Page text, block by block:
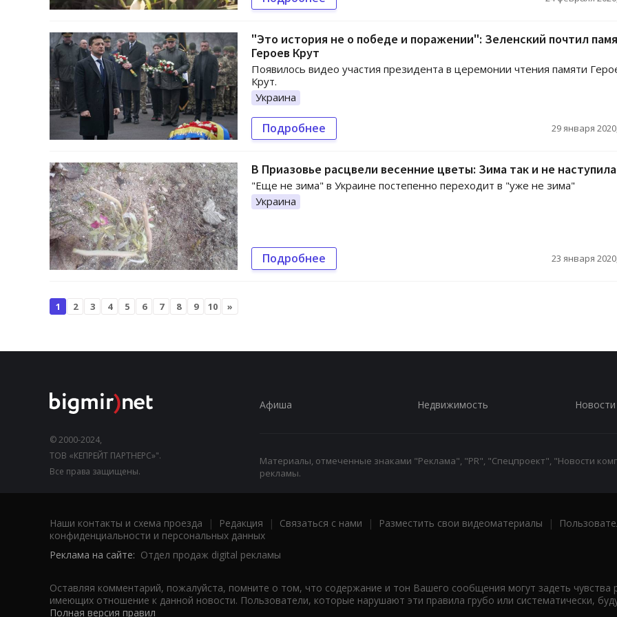
"Это история не о победе и поражении": Зеленский почтил
Героев Крут
Появилось видео участия президента в церемонии чтения памяти
Крут.
Украина
Подробнее 29 января
В Приазовье расцвели весенние цветы: Зима так и не наступила
"Еще не зима" в Украине постепенно переходит в "уже не зима"
Украина
Подробнее 23 января
1 2 3 4 5 6 7 8 9 10 »
© 2000-2024,
ТОВ «КЕПРЕЙТ ПАРТНЕРС»".
Все права защищены.
Афиша Недвижимость Новости
Материалы, отмеченные знаками "Реклама", "PR", "Спецпроект", "Новости
рекламы.
Наши контакты и схема проезда | Редакция | Связаться с нами | Разместить свои видеоматериалы |
конфиденциальности и персональных данных
Реклама на сайте: Отдел продаж digital рекламы
Оставляя комментарий, пожалуйста, помните о том, что содержание и тон Вашего сообщения могут задеть чувства
имеющих отношение к данной новости. Пользователи, которые нарушают эти правила грубо или систематически,
Полная версия правил